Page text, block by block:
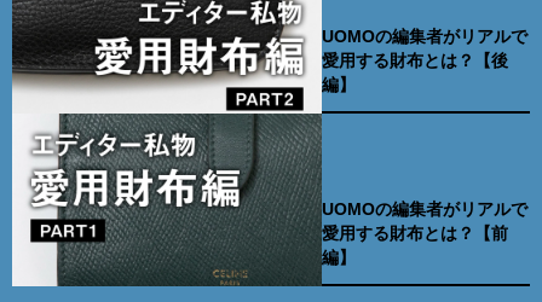
UOMOの編集者がリアルで
愛用する財布とは？【後
編】
UOMOの編集者がリアルで
愛用する財布とは？【前
編】